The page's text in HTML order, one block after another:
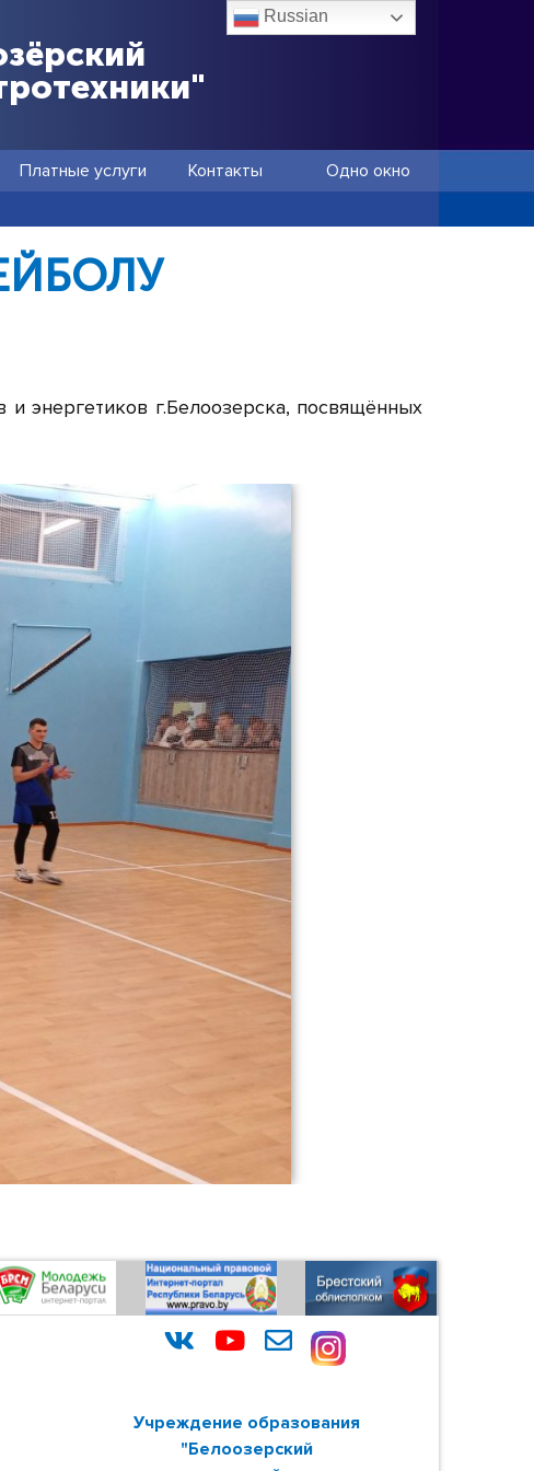
Платные услуги Контакты
Одно окно
энергетиков г.Белоозерска, посвящённых
Учреждение образования
"Белоозерский
Russian